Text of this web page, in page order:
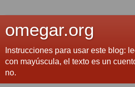
omegar.org
Instrucciones para usar este blog:
con mayúscula, el texto es un
no.